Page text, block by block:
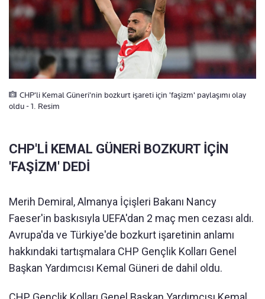
CHP'li Kemal Güneri'nin bozkurt işareti için 'faşizm' paylaşımı olay
oldu - 1. Resim
CHP'Lİ KEMAL GÜNERİ BOZKURT İÇİN
'FAŞİZM' DEDİ
Merih Demiral, Almanya İçişleri Bakanı Nancy
Faeser'in baskısıyla UEFA'dan 2 maç men cezası aldı.
Avrupa'da ve Türkiye'de bozkurt işaretinin anlamı
hakkındaki tartışmalara CHP Gençlik Kolları Genel
Başkan Yardımcısı Kemal Güneri de dahil oldu.